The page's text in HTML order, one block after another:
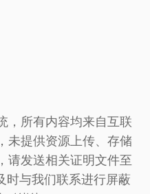
，所有内容均来自互联
未提供资源上传、存储
请发送相关证明文件至
与我们联系进行屏蔽